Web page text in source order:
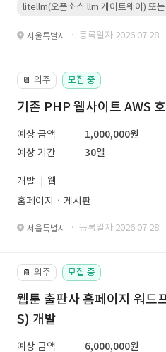
litellm(오픈소스 llm 게이트웨이) 또
서울특별시 · 등록일자 2026.07.28.
📔 외주 모집 중
기존 PHP 웹사이트 AWS
예상 금액
1,000,000원
예상 기간
30일
개발
웹
홈페이지ㆍ게시판
서울특별시 · 등록일자 2026.07.28.
📔 외주 모집 중
웹툰 출판사 홈페이지 워드
S) 개발
예상 금액
6,000,000원